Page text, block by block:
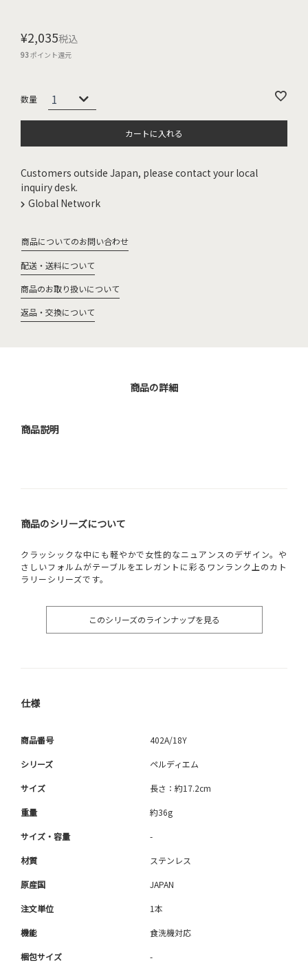
¥2,035税込
93ポイント還元
カートに入れる
Customers outside Japan, please contact your local
inquiry desk.
Global Network
商品についてのお問い合わせ
配送・送料について
商品のお取り扱いについて
返品・交換について
商品の詳細
商品説明
商品のシリーズについて
クラッシックな中にも軽やかで女性的なニュアンスのデザイン。や
さしいフォルムがテーブルをエレガントに彩るワンランク上のカト
ラリーシリーズです。
このシリーズのラインナップを見る
仕様
商品番号 402A/18Y
シリーズ ペルディエム
サイズ 長さ：約17.2cm
重量 約36g
サイズ・容量 -
材質 ステンレス
原産国 JAPAN
注文単位 1本
機能 食洗機対応
梱包サイズ -